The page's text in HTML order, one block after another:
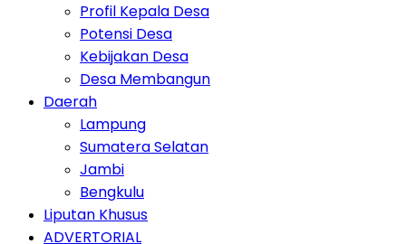
Profil Kepala Desa
Potensi Desa
Kebijakan Desa
Desa Membangun
Daerah
Lampung
Sumatera Selatan
Jambi
Bengkulu
Liputan Khusus
ADVERTORIAL